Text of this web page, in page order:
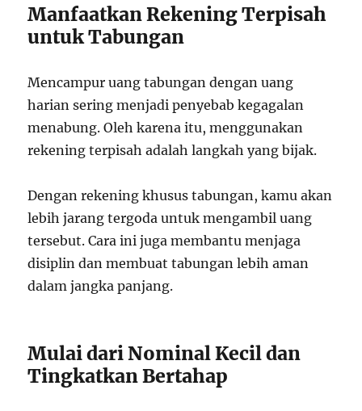
Manfaatkan Rekening Terpisah
untuk Tabungan
Mencampur uang tabungan dengan uang
harian sering menjadi penyebab kegagalan
menabung. Oleh karena itu, menggunakan
rekening terpisah adalah langkah yang bijak.
Dengan rekening khusus tabungan, kamu akan
lebih jarang tergoda untuk mengambil uang
tersebut. Cara ini juga membantu menjaga
disiplin dan membuat tabungan lebih aman
dalam jangka panjang.
Mulai dari Nominal Kecil dan
Tingkatkan Bertahap